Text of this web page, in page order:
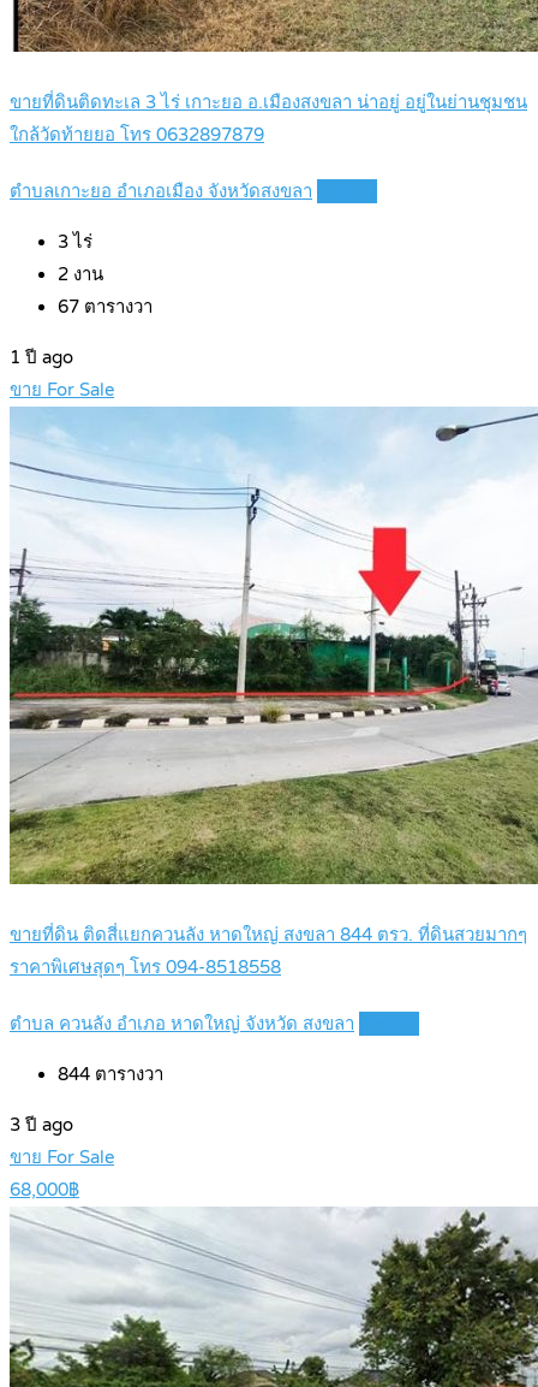
ขายที่ดินติดทะเล 3 ไร่ เกาะยอ อ.เมืองสงขลา น่าอยู่ อยู่ในย่านชุมชน
ใกล้วัดท้ายยอ โทร 0632897879
ตำบลเกาะยอ อำเภอเมือง จังหวัดสงขลา
3ไร่
2 งาน
67 ตารางวา
1 ปี ago
ขาย For Sale
ขายที่ดิน ติดสี่แยกควนลัง หาดใหญ่ สงขลา 844 ตรว. ที่ดินสวยมากๆ
ราคาพิเศษสุดๆ โทร 094-8518558
ตำบล ควนลัง อำเภอ หาดใหญ่ จังหวัด สงขลา
844 ตารางวา
3 ปี ago
ขาย For Sale
68,000฿